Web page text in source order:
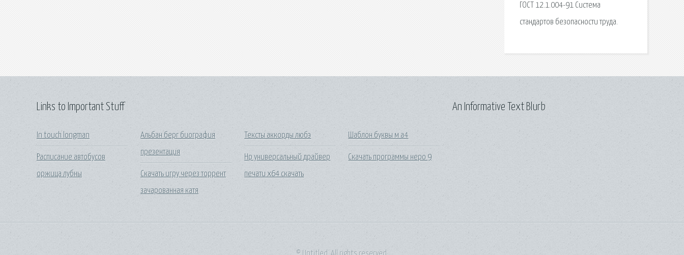
ГОСТ 12.1.004-91 Система
стандартов безопасности труда.
Links to Important Stuff
In touch longman
Расписание автобусов
оржица лубны
Альбан берг биография
презентация
Скачать игру через торрент
зачарованная катя
Тексты аккорды любэ
Hp универсальный драйвер
печати x64 скачать
Шаблон буквы м а4
Скачать программы неро 9
An Informative Text Blurb